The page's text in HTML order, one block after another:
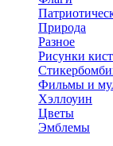
Природа
Разное
Рисунки
Фильмы и
Хэллоуин
Цветы
Эмблемы